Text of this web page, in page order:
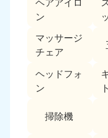
ン
マッサージ
チェア
ヘッドフォ
ン
ト
掃除機
050-1881-
9:00〜19:00 年中
9:00〜19:00 年中